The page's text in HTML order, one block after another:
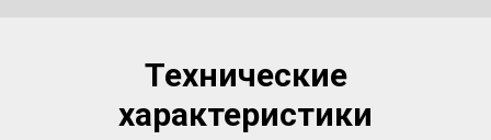
Технические
характеристики